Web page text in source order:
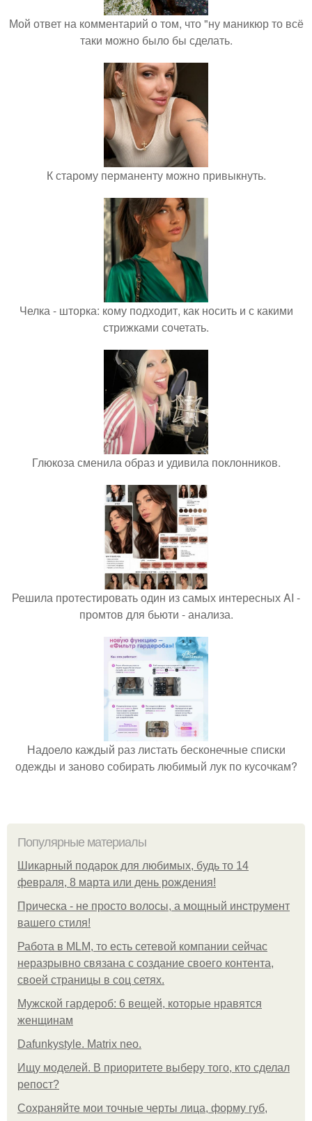
Мой ответ на комментарий о том, что "ну маникюр то всё
таки можно было бы сделать.
К старому перманенту можно привыкнуть.
Челка - шторка: кому подходит, как носить и с какими
стрижками сочетать.
Глюкоза сменила образ и удивила поклонников.
Решила протестировать один из самых интересных AI -
промтов для бьюти - анализа.
Надоело каждый раз листать бесконечные списки
одежды и заново собирать любимый лук по кусочкам?
Популярные материалы
Шикарный подарок для любимых, будь то 14
февраля, 8 марта или день рождения!
Прическа - не просто волосы, а мощный инструмент
вашего стиля!
Работа в MLM, то есть сетевой компании сейчас
неразрывно связана с создание своего контента,
своей страницы в соц сетях.
Мужской гардероб: 6 вещей, которые нравятся
женщинам
Dafunkystyle. Matrix neo.
Ищу моделей. В приоритете выберу того, кто сделал
репост?
Сохраняйте мои точные черты лица, форму губ,